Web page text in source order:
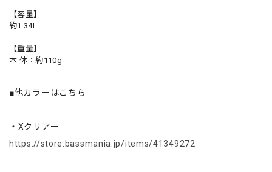
【容量】
約1.34L
【重量】
本 体：約110g
■他カラーはこちら
・Xクリアー
https://store.bassmania.jp/items/41349272